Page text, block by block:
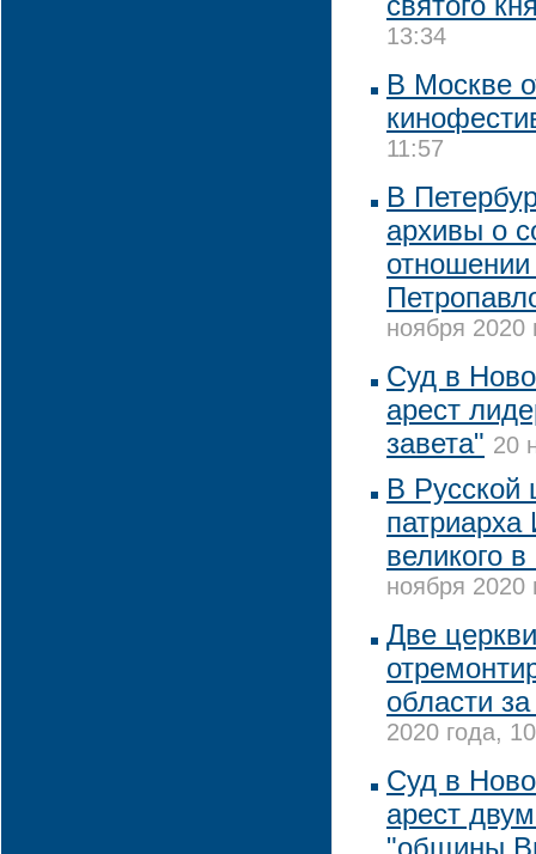
13:34
В Москве
11:57
В
архивы о
ноября 2020
Суд в
арест
завета" 20
В Русской
патриарха
великого
ноября 2020
Две
области
2020 года,
Суд в
арест
"общины